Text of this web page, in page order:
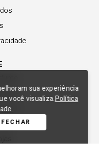
sua experiência
você visualiza.Política